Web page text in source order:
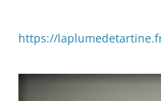
https://